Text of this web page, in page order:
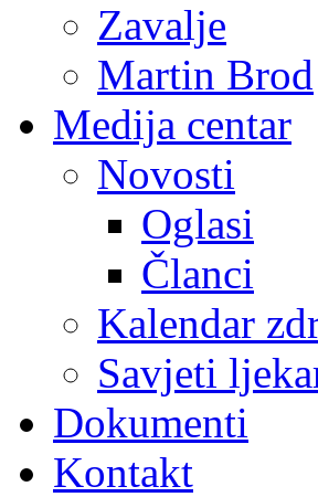
Zavalje
Martin Brod
Medija centar
Novosti
Oglasi
Članci
Kalendar
Savjeti
Dokumenti
Kontakt